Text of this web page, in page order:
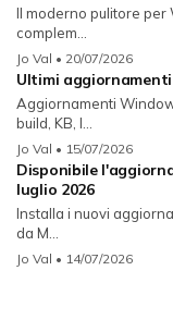
Il moderno pulitore
complem...
Jo Val • 20/07/2026
Ultimi
Aggiornamenti
build, KB, l...
Jo Val • 15/07/2026
Disponibile
luglio 2026
Installa i nuovi
da M...
Jo Val • 14/07/2026